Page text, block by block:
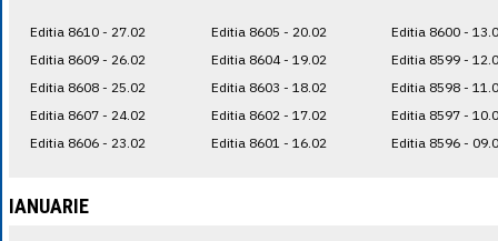
Editia 8610 - 27.02
Editia 8609 - 26.02
Editia 8608 - 25.02
Editia 8607 - 24.02
Editia 8606 - 23.02
Editia 8605 - 20.02
Editia 8604 - 19.02
Editia 8603 - 18.02
Editia 8602 - 17.02
Editia 8601 - 16.02
Editia 8600 -
Editia 8599 -
Editia 8598 -
Editia 8597 -
Editia 8596 -
IANUARIE